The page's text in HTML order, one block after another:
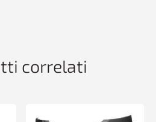
correlati